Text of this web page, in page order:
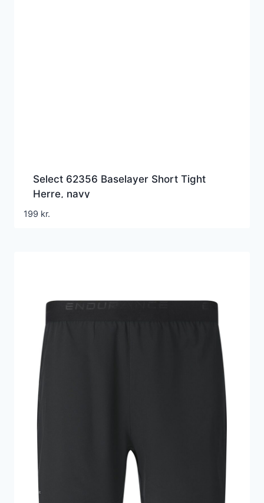
Select 62356 Baselayer Short Tight
Herre, navy
199 kr.